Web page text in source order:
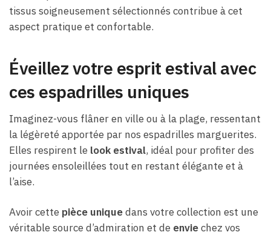
tissus soigneusement sélectionnés contribue à cet
aspect pratique et confortable.
Éveillez votre esprit estival avec
ces espadrilles uniques
Imaginez-vous flâner en ville ou à la plage, ressentant
la légèreté apportée par nos espadrilles marguerites.
Elles respirent le look estival, idéal pour profiter des
journées ensoleillées tout en restant élégante et à
l’aise.
Avoir cette pièce uniquedans votre collection est une
véritable source d’admiration et de enviechez vos